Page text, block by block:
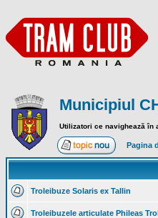
Municipiul
Utilizatori ce navighează în
Pagina
Troleibuze Solaris ex Tallin
Troleibuzele articulate Phileas